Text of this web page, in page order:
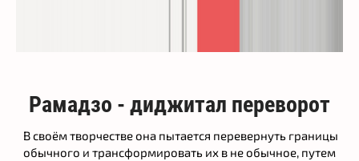
Рамадзо - диджитал переворот
В своём творчестве она пытается перевернуть границы
обычного и трансформировать их в не обычное, путем